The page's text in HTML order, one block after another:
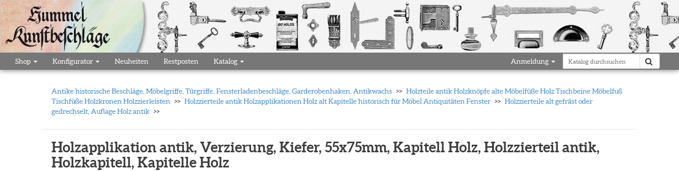
Shop Konfigurator Neuheiten Restposten Katalog Anmeldung
Antike historische Beschläge, Möbelgriffe, Türgriffe, Fensterladenbeschläge, Garderobenhaken, Antikwachs
Holzteile antik Holzknöpfe alte Möbelfüße Holz Tischbeine Möbelfuß
Tischfüße Holzkronen Holzzierleisten
Holzzierteile antik Holzapplikationen Holz alt Kapitelle historisch für Möbel Antiquitäten Fenster
Holzzierteile alt gefräst oder
gedrechselt, Auflage Holz antik
Holzapplikation antik, Verzierung, Kiefer, 55x75mm, Kapitell Holz, Holzzierteil antik,
Holzkapitell, Kapitelle Holz